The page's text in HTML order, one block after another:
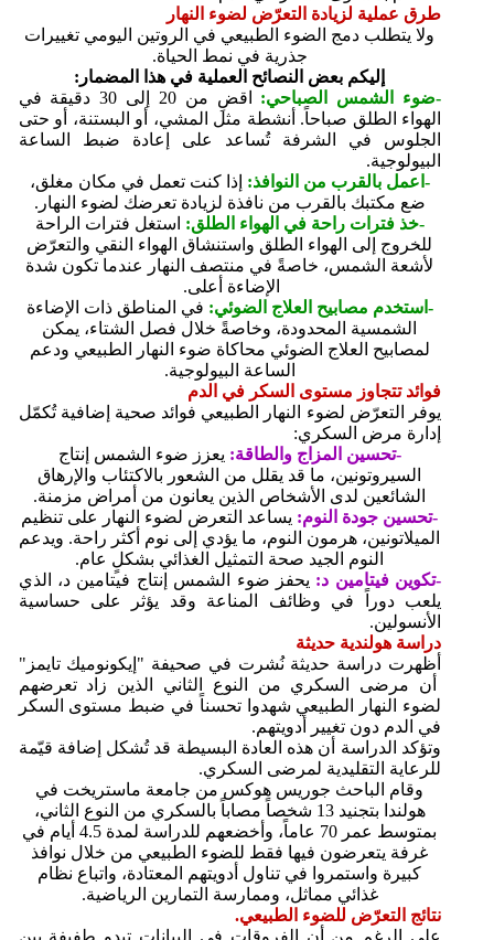
طرق عملية لزيادة التعرّض لضوء النهار
ولا يتطلب دمج الضوء الطبيعي في الروتين اليومي تغييرات
جذرية في نمط الحياة.
إليكم بعض النصائح العملية في هذا المضمار:
-ضوء الشمس الصباحي:
اقضِ من 20 إلى 30 دقيقة في
الهواء الطلق صباحاً. أنشطة مثل المشي، أو البستنة، أو حتى
الجلوس في الشرفة تُساعد على إعادة ضبط الساعة
البيولوجية.
-اعمل بالقرب من النوافذ: إذا كنت تعمل في مكان مغلق،
ضع مكتبك بالقرب من نافذة لزيادة تعرضك لضوء النهار.
-خذ فترات راحة في الهواء الطلق: استغل فترات الراحة
للخروج إلى الهواء الطلق واستنشاق الهواء النقي والتعرّض
لأشعة الشمس، خاصةً في منتصف النهار عندما تكون شدة
الإضاءة أعلى.
-استخدم مصابيح العلاج الضوئي: في المناطق ذات الإضاءة
الشمسية المحدودة، وخاصةً خلال فصل الشتاء، يمكن
لمصابيح العلاج الضوئي محاكاة ضوء النهار الطبيعي ودعم
الساعة البيولوجية.
فوائد تتجاوز مستوى السكر في الدم
يوفر التعرّض لضوء النهار الطبيعي فوائد صحية إضافية تُكمّل
إدارة مرض السكري:
-تحسين المزاج والطاقة: يعزز ضوء الشمس إنتاج
السيروتونين، ما قد يقلل من الشعور بالاكتئاب والإرهاق
الشائعين لدى الأشخاص الذين يعانون من أمراض مزمنة.
-تحسين جودة النوم: يساعد التعرض لضوء النهار على تنظيم
الميلاتونين، هرمون النوم، ما يؤدي إلى نوم أكثر راحة. ويدعم
النوم الجيد صحة التمثيل الغذائي بشكلٍ عام.
-تكوين فيتامين د: يحفز ضوء الشمس إنتاج فيتامين د، الذي
يلعب دوراً في وظائف المناعة وقد يؤثر على حساسية
الأنسولين.
دراسة هولندية حديثة
أظهرت دراسة حديثة نُشرت في صحيفة "إيكونوميك تايمز"
أن مرضى السكري من النوع الثاني الذين زاد تعرضهم
لضوء النهار الطبيعي شهدوا تحسناً في ضبط مستوى السكر
في الدم دون تغيير أدويتهم.
وتؤكد الدراسة أن هذه العادة البسيطة قد تُشكل إضافة قيّمة
للرعاية التقليدية لمرضى السكري.
وقام الباحث جوريس هوكس من جامعة ماستريخت في
هولندا بتجنيد 13 شخصاً مصاباً بالسكري من النوع الثاني،
بمتوسط عمر 70 عاماً، وأخضعهم للدراسة لمدة 4.5 أيام في
غرفة يتعرضون فيها فقط للضوء الطبيعي من خلال نوافذ
كبيرة واستمروا في تناول أدويتهم المعتادة، واتباع نظام
غذائي مماثل، وممارسة التمارين الرياضية.
نتائج التعرّض للضوء الطبيعي.
على الرغم من أن الفروقات في البيانات تبدو طفيفة بين